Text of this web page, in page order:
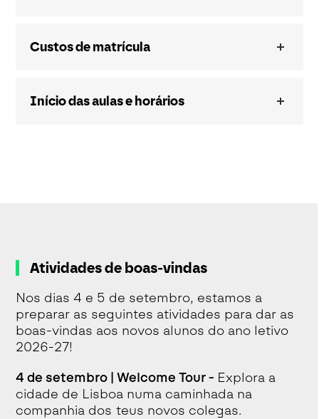
Custos de matrícula
Início das aulas e horários
Atividades de boas-vindas
Nos dias 4 e 5 de setembro, estamos a
preparar as seguintes atividades para dar as
boas-vindas aos novos alunos do ano letivo
2026-27!
4 de setembro | Welcome Tour - Explora a
cidade de Lisboa numa caminhada na
companhia dos teus novos colegas.